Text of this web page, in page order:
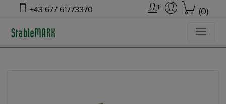
+43 677 61773370 (0)